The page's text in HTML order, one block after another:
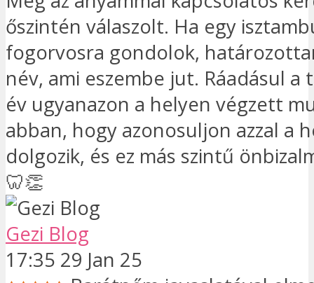
őszintén válaszolt. Ha egy
fogorvosra gondolok,
név, ami eszembe jut. Ráadásul
év ugyanazon a helyen végzett
abban, hogy azonosuljon azzal a
dolgozik, és ez más szintű
🦷👏
Gezi Blog
17:35 29 Jan 25